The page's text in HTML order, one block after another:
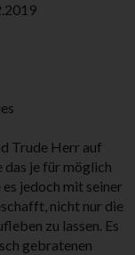
Trude Herr auf
das je für möglich
jedoch mit seiner
nicht nur die
zu lassen. Es
gebratenen